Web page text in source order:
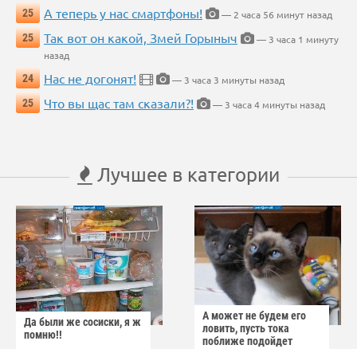
25
А теперь у нас смартфоны!
— 2 часа 56 минут назад
25
Так вот он какой, Змей Горыныч
— 3 часа 1 минуту
назад
24
Нас не догонят!
— 3 часа 3 минуты назад
25
Что вы щас там сказали?! — 3 часа 4 минуты назад
Лучшее в категории
Да были же сосиски, я ж
помню!!
А может не будем его
ловить, пусть тока
поближе подойдет